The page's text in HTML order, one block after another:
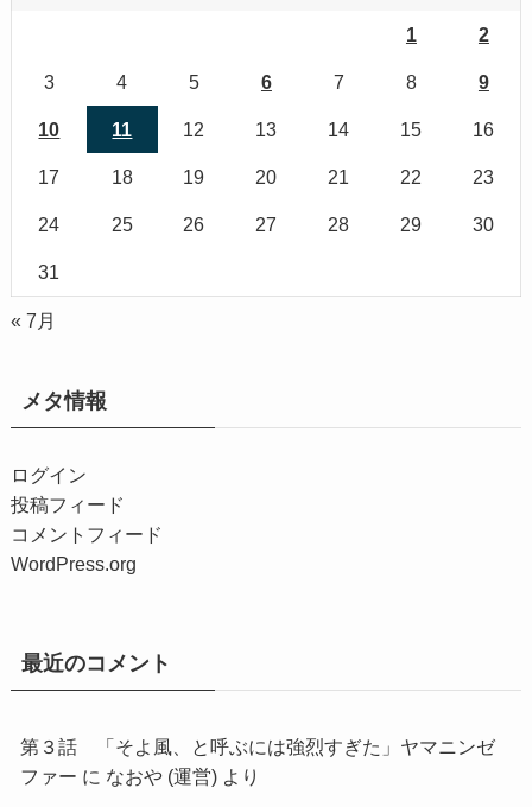
1 2
3 4 5 6 7 8 9
10 11 12 13 14 15 16
17 18 19 20 21 22 23
24 25 26 27 28 29 30
31
« 7月
メタ情報
ログイン
投稿フィード
コメントフィード
WordPress.org
最近のコメント
第３話 「そよ風、と呼ぶには強烈すぎた」ヤマニンゼ
ファー に なおや (運営)より